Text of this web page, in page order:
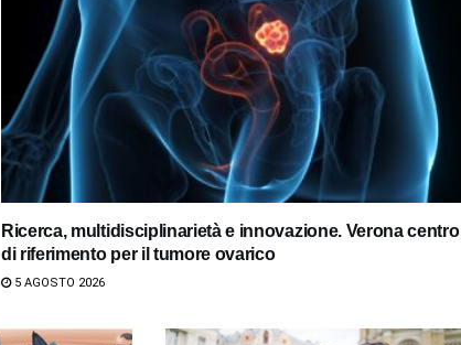
Ricerca, multidisciplinarietà e innovazione. Verona centro
di riferimento per il tumore ovarico
5 AGOSTO 2026